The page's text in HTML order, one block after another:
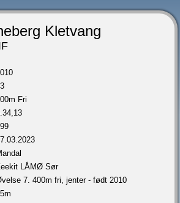
Kletvang
Fri
LÅMØ Sør
7. 400m fri, jenter - født 2010